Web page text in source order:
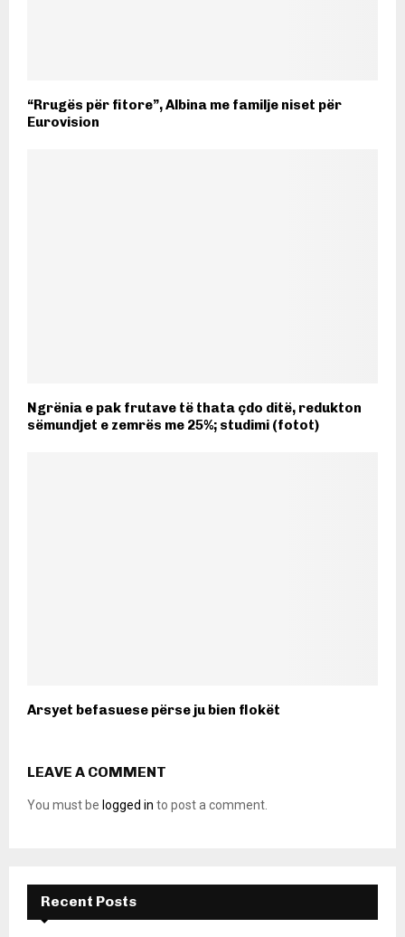
“Rrugës për fitore”, Albina me familje niset për
Eurovision
Ngrënia e pak frutave të thata çdo ditë, redukton
sëmundjet e zemrës me 25%; studimi (fotot)
Arsyet befasuese përse ju bien flokët
LEAVE A COMMENT
You must be logged in to post a comment.
Recent Posts